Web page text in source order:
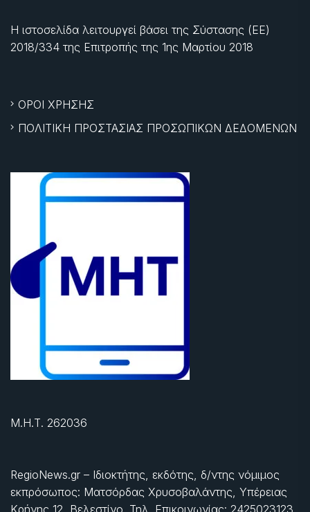
Η ιστοσελίδα λειτουργεί βάσει της Σύστασης (ΕΕ)
2018/334 της Επιτροπής της 1ης Μαρτίου 2018
ΟΡΟΙ ΧΡΗΣΗΣ
ΠΟΛΙΤΙΚΗ ΠΡΟΣΤΑΣΙΑΣ ΠΡΟΣΩΠΙΚΩΝ ΔΕΔΟΜΕΝΩΝ
Μ.Η.Τ. 262036
RegioNews.gr – Ιδιοκτήτης, εκδότης, δ/ντης νόμιμος
εκπρόσωπος: Ματσόρδας Χρυσοβαλάντης, Υπέρειας
Κρήνης 12, Βελεστίνο. Τηλ. Επικοινωνίας: 2425023123